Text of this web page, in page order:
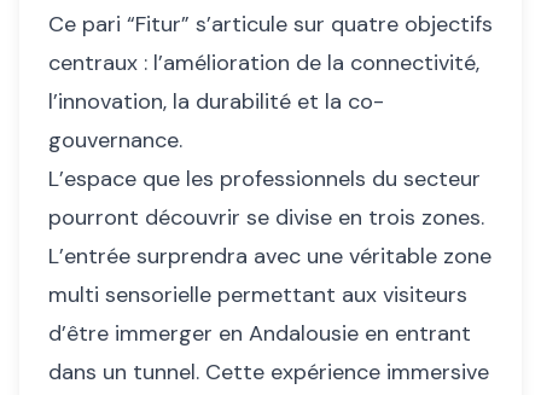
Ce pari “Fitur” s’articule sur quatre objectifs
centraux : l’amélioration de la connectivité,
l’innovation, la durabilité et la co-
gouvernance.
L’espace que les professionnels du secteur
pourront découvrir se divise en trois zones.
L’entrée surprendra avec une véritable zone
multi sensorielle permettant aux visiteurs
d’être immerger en Andalousie en entrant
dans un tunnel. Cette expérience immersive